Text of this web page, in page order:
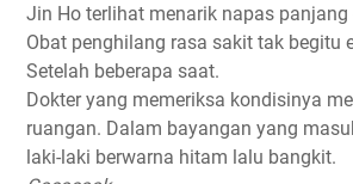
Jin Ho terlihat menarik napas
Obat penghilang rasa sakit tak begitu
Setelah beberapa saat.
Dokter yang memeriksa kondisinya
ruangan. Dalam bayangan yang
laki-laki berwarna hitam lalu bangkit.